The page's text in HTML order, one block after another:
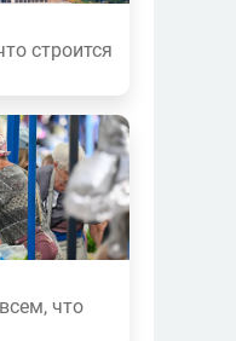
строится
что